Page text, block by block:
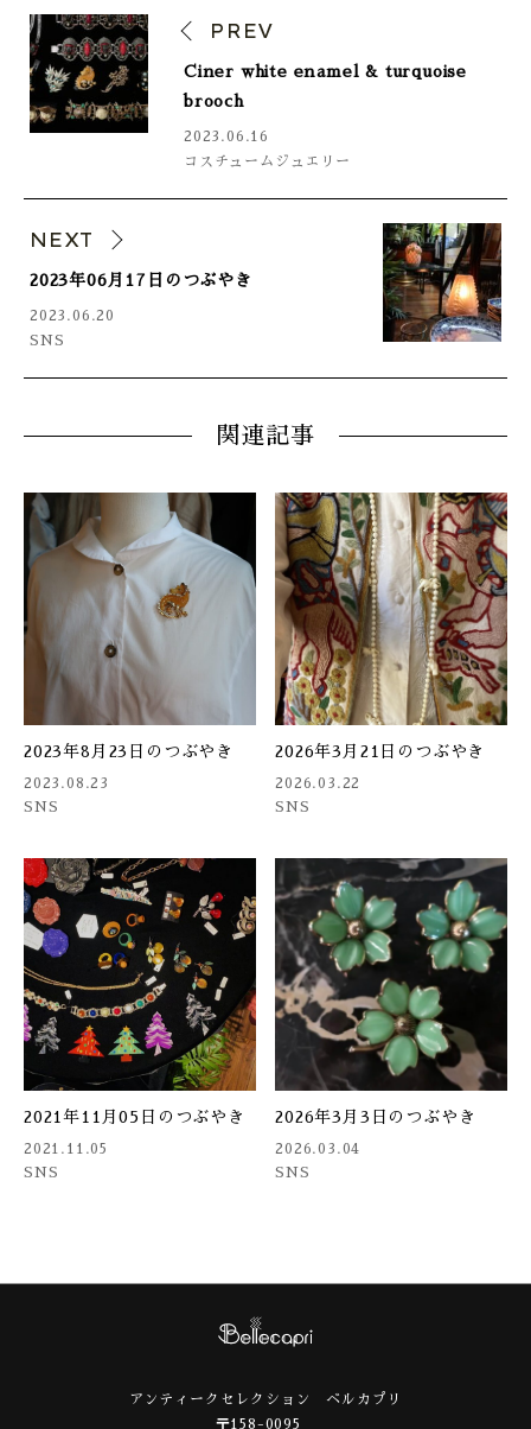
PREV
Ciner white enamel & turquoise
brooch
2023.06.16
コスチュームジュエリー
NEXT
2023年06月17日のつぶやき
2023.06.20
SNS
関連記事
2023年8月23日のつぶやき
2023.08.23
SNS
2026年3月21日のつぶやき
2026.03.22
SNS
2021年11月05日のつぶやき
2021.11.05
SNS
2026年3月3日のつぶやき
2026.03.04
SNS
アンティークセレクション ベルカプリ
〒158-0095